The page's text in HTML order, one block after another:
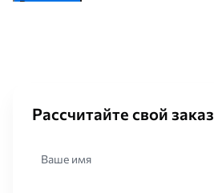
Рассчитайте свой заказ
Ваше имя